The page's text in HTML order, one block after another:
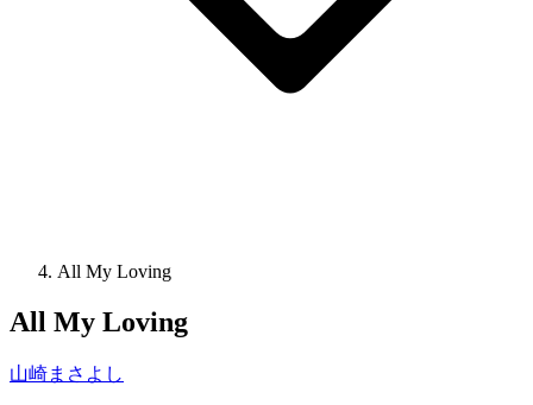
All My Loving
All My Loving
山崎まさよし